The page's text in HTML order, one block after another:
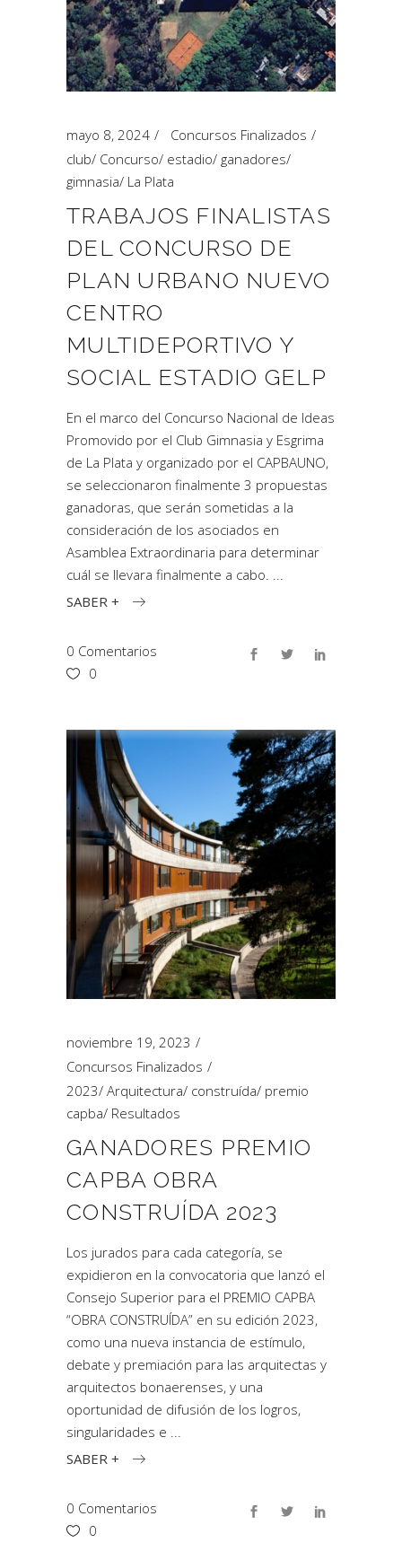
mayo 8, 2024
Concursos Finalizados
club/ Concurso/ estadio/ ganadores/
gimnasia/ La Plata
TRABAJOS FINALISTAS
DEL CONCURSO DE
PLAN URBANO NUEVO
CENTRO
MULTIDEPORTIVO Y
SOCIAL ESTADIO GELP
En el marco del Concurso Nacional de Ideas
Promovido por el Club Gimnasia y Esgrima
de La Plata y organizado por el CAPBAUNO,
se seleccionaron finalmente 3 propuestas
ganadoras, que serán sometidas a la
consideración de los asociados en
Asamblea Extraordinaria para determinar
cuál se llevara finalmente a cabo.
SABER +
0 Comentarios
0
noviembre 19, 2023
Concursos Finalizados
2023/ Arquitectura/ construída/ premio
capba/ Resultados
GANADORES PREMIO
CAPBA OBRA
CONSTRUÍDA 2023
Los jurados para cada categoría, se
expidieron en la convocatoria que lanzó el
Consejo Superior para el PREMIO CAPBA
“OBRA CONSTRUÍDA” en su edición 2023,
como una nueva instancia de estímulo,
debate y premiación para las arquitectas y
arquitectos bonaerenses, y una
oportunidad de difusión de los logros,
singularidades e
SABER +
0 Comentarios
0